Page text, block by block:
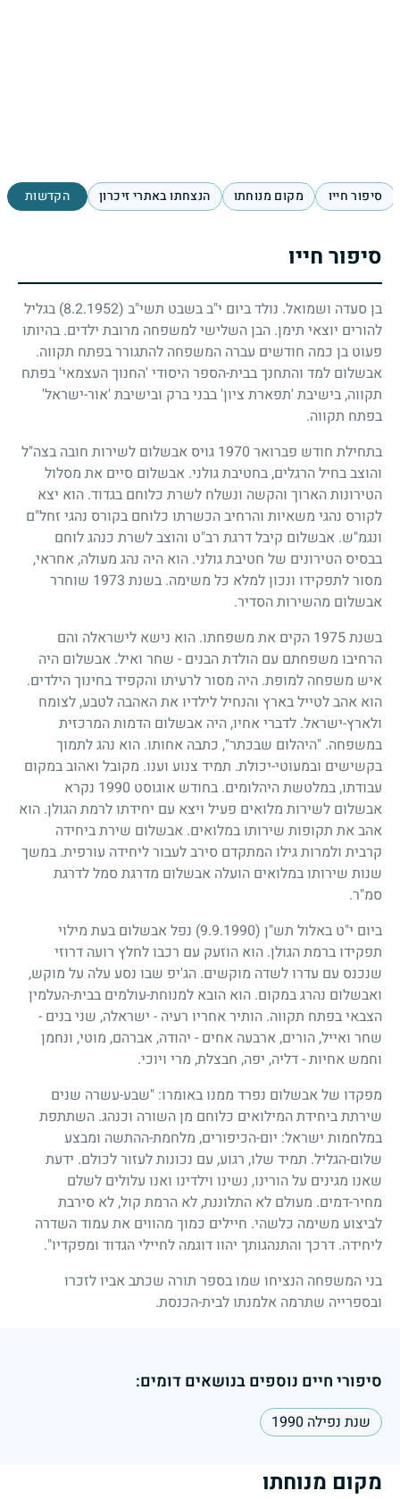
סיפור חייו מקום מנוחתו הנצחתו באתרי זיכרון הקדשות
סיפור חייו
בן סעדה ושמואל. נולד ביום י"ב בשבט תשי"ב (8.2.1952)
בגליל
להורים יוצאי תימן. הבן השלישי למשפחה מרובת ילדים. בהיותו
פעוט בן כמה חודשים עברה המשפחה להתגורר בפתח תקווה.
אבשלום למד והתחנך בבית-הספר היסודי 'החנוך העצמאי' בפתח
תקווה, בישיבת 'תפארת ציון' בבני ברק ובישיבת 'אור-ישראל'
בפתח תקווה.
בתחילת חודש פברואר 1970 גויס אבשלום לשירות חובה בצה"ל
והוצב בחיל הרגלים, בחטיבת גולני. אבשלום סיים את מסלול
הטירונות הארוך והקשה ונשלח לשרת כלוחם בגדוד. הוא יצא
לקורס נהגי משאיות והרחיב הכשרתו כלוחם בקורס נהגי זחל"ם
ונגמ"ש. אבשלום קיבל דרגת רב"ט והוצב לשרת כנהג לוחם
בבסיס הטירונים של חטיבת גולני. הוא היה נהג מעולה, אחראי,
מסור לתפקידו ונכון למלא כל משימה. בשנת 1973 שוחרר
אבשלום מהשירות הסדיר.
בשנת1975 הקים את משפחתו. הוא נישא לישראלה והם
הרחיבו משפחתם עם הולדת הבנים - שחר ואיל. אבשלום היה
איש משפחה למופת. היה מסור לרעיתו והקפיד בחינוך הילדים.
הוא אהב לטייל בארץ והנחיל לילדיו את האהבה לטבע, לצומח
ולארץ-ישראל. לדברי אחיו, היה אבשלום הדמות המרכזית
במשפחה. "היהלום שבכתר", כתבה אחותו. הוא נהג לתמוך
בקשישים ובמעוטי-יכולת. תמיד צנוע וענו. מקובל ואהוב במקום
עבודתו, במלטשת היהלומים. בחודש אוגוסט 1990 נקרא
אבשלום לשירות מלואים פעיל ויצא עם יחידתו לרמת הגולן. הוא
אהב את תקופות שירותו במלואים. אבשלום שירת ביחידה
קרבית ולמרות גילו המתקדם סירב לעבור ליחידה עורפית. במשך
שנות שירותו במלואים הועלה אבשלום מדרגת סמל לדרגת
סמ"ר.
ביום י"ט באלול תש"ן (9.9.1990)
נפל אבשלום בעת מילוי
תפקידו ברמת הגולן. הוא הוזעק עם רכבו לחלץ רועה דרוזי
שנכנס עם עדרו לשדה מוקשים. הג'יפ שבו נסע עלה על מוקש,
ואבשלום נהרג במקום. הוא הובא למנוחת-עולמים בבית-העלמין
הצבאי בפתח תקווה. הותיר אחריו רעיה - ישראלה, שני בנים -
שחר ואייל, הורים, ארבעה אחים - יהודה, אברהם, מוטי, ונחמן
וחמש אחיות - דליה, יפה, חבצלת, מרי ויוכי.
מפקדו של אבשלום נפרד ממנו באומרו: "שבע-עשרה שנים
שירתת ביחידת המילואים כלוחם מן השורה וכנהג. השתתפת
במלחמות ישראל: יום-הכיפורים, מלחמת-ההתשה ומבצע
שלום-הגליל. תמיד שלו, רגוע, עם נכונות לעזור לכולם. ידעת
שאנו מגינים על הורינו, נשינו וילדינו ואנו עלולים לשלם
מחיר-דמים. מעולם לא התלוננת, לא הרמת קול, לא סירבת
לביצוע משימה כלשהי. חיילים כמוך מהווים את עמוד השדרה
ליחידה. דרכך והתנהגותך יהוו דוגמה לחיילי הגדוד ומפקדיו".
בני המשפחה הנציחו שמו בספר תורה שכתב אביו לזכרו
ובספרייה שתרמה אלמנתו לבית-הכנסת.
סיפורי חיים נוספים בנושאים דומים:
שנת נפילה 1990
מקום מנוחתו